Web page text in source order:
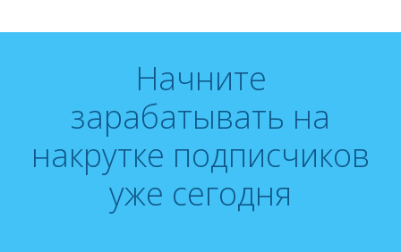
Начните
зарабатывать на
накрутке подписчиков
уже сегодня